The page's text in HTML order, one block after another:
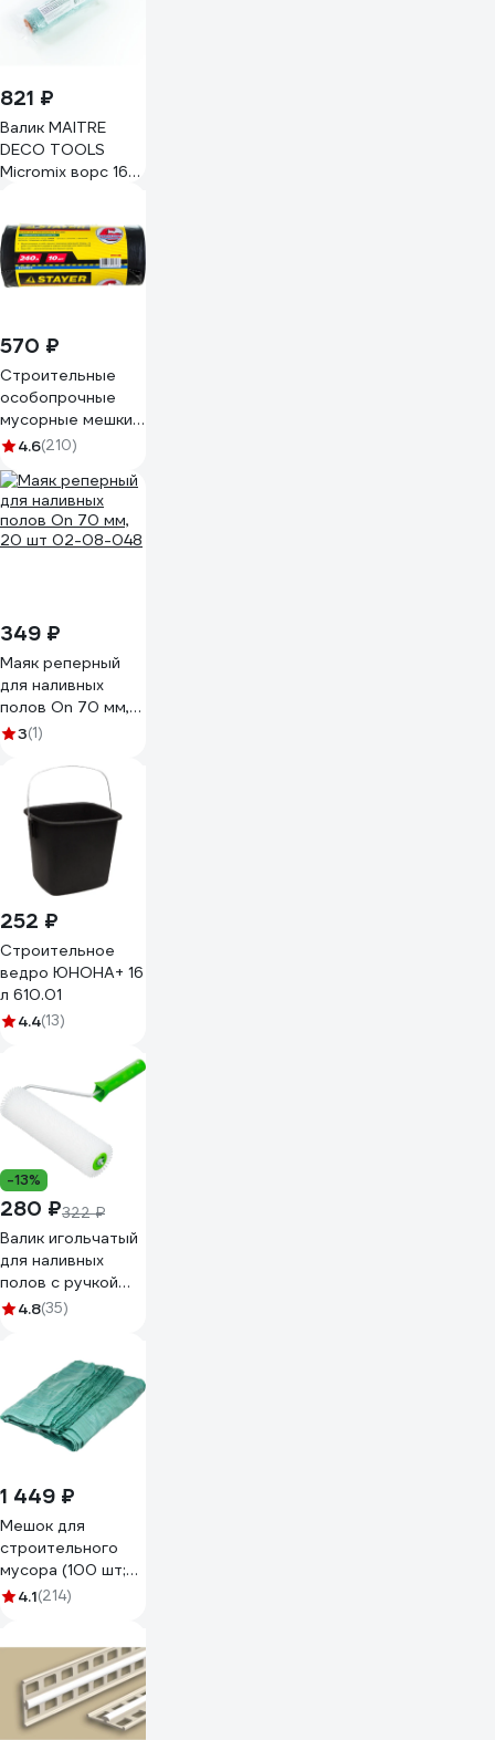
821 ₽
Валик MAITRE
DECO TOOLS
Micromix ворс 16
длинный ворс для
стен и потолков
MD IN00005
570 ₽
Строительные
особопрочные
мусорные мешки
STAYER Heavy
39157-240
4.6(210)
349 ₽
Маяк реперный
для наливных
полов On 70 мм,
20 шт 02-08-048
3(1)
252 ₽
Строительное
ведро ЮНОНА+ 16
л 610.01
4.4(13)
-13%
280 ₽322 ₽
Валик игольчатый
для наливных
полов с ручкой
СИБРТЕХ 240 мм
4.8(35)
1 449 ₽
Мешок для
строительного
мусора (100 шт;
55х95 см;
4.1(214)